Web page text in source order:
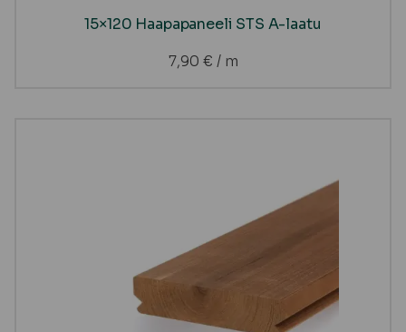
15×120 Haapapaneeli STS A-laatu
7,90 € / m